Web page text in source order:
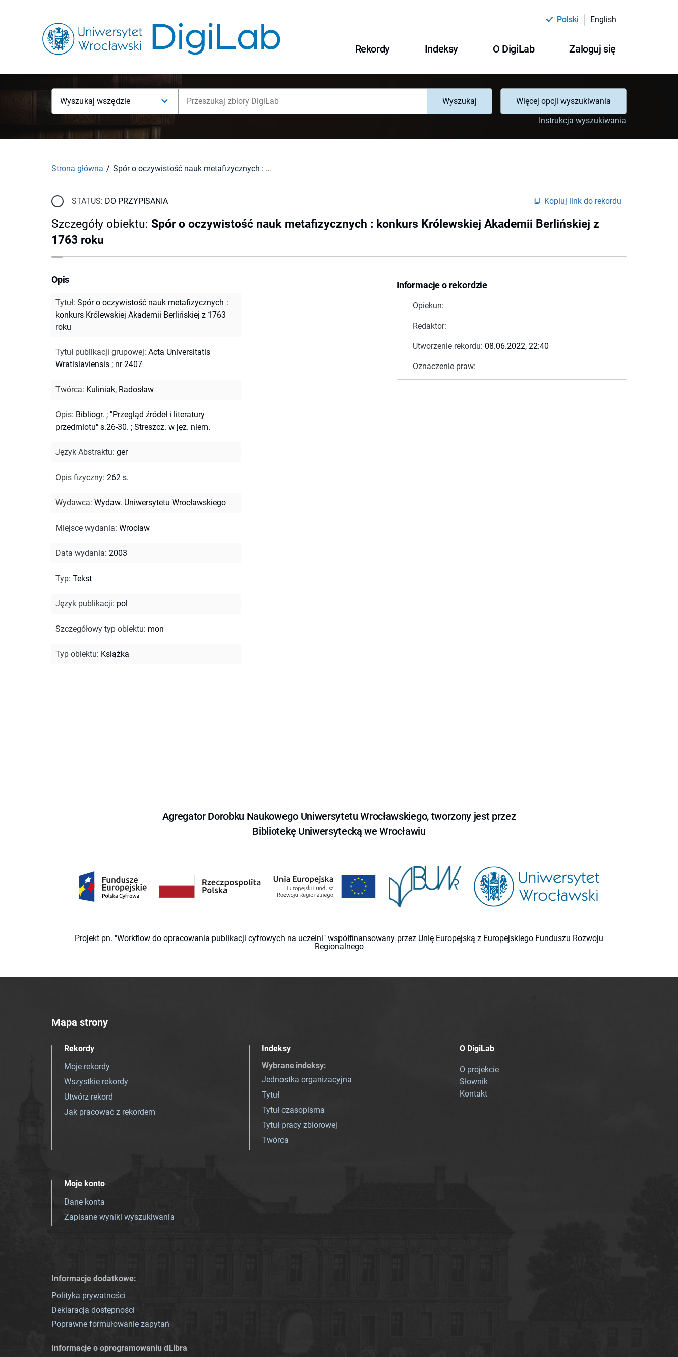
Polski English
Rekordy Indeksy O DigiLab Zaloguj się
Wyszukaj wszędzie Wyszukaj
Więcej opcji wyszukiwania
Instrukcja wyszukiwania
Strona główna Spór o oczywistość nauk metafizycznych : konkurs Królewskiej Akademii Berlińskiej z 1763 roku
STATUS: DO PRZYPISANIA Kopiuj link do rekordu
Szczegóły obiektu: Spór o oczywistość nauk metafizycznych : konkurs Królewskiej Akademii Berlińskiej z
1763 roku
Informacje o rekordzie
Opiekun:
Redaktor:
Utworzenie rekordu: 08.06.2022, 22:40
Oznaczenie praw:
Opis
Tytuł: Spór o oczywistość nauk metafizycznych :
konkurs Królewskiej Akademii Berlińskiej z 1763
roku
Tytuł publikacji grupowej: Acta Universitatis
Wratislaviensis ; nr 2407
Twórca: Kuliniak, Radosław
Opis: Bibliogr. ; "Przegląd źródeł i literatury
przedmiotu" s.26-30. ; Streszcz. w jęz. niem.
Język Abstraktu: ger
Opis fizyczny: 262 s.
Wydawca: Wydaw. Uniwersytetu Wrocławskiego
Miejsce wydania: Wrocław
Data wydania: 2003
Typ: Tekst
Język publikacji: pol
Szczegółowy typ obiektu: mon
Typ obiektu: Książka
Agregator Dorobku Naukowego Uniwersytetu Wrocławskiego, tworzony jest przez
Bibliotekę Uniwersytecką we Wrocławiu
Projekt pn. "Workflow do opracowania publikacji cyfrowych na uczelni" współfinansowany przez Unię Europejską z Europejskiego Funduszu Rozwoju
Regionalnego
Mapa strony
Rekordy
Moje rekordy
Wszystkie rekordy
Utwórz rekord
Jak pracować z rekordem
Indeksy
Wybrane indeksy:
Jednostka organizacyjna
Tytuł
Tytuł czasopisma
Tytuł pracy zbiorowej
Twórca
O DigiLab
O projekcie
Słownik
Kontakt
Moje konto
Dane konta
Zapisane wyniki wyszukiwania
Informacje dodatkowe:
Polityka prywatności
Deklaracja dostępności
Poprawne formułowanie zapytań
Informacje o oprogramowaniu dLibra